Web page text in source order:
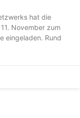
hat die
November zum
eingeladen. Rund